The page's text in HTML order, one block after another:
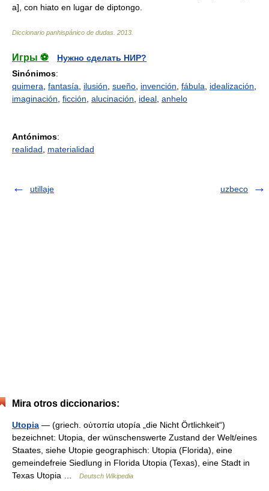
a], con hiato en lugar de diptongo.
Diccionario panhispánico de dudas 2013
Игры ⚽
Нужно сделать НИР?
Sinónimos:
quimera fantasía ilusión sueño invención fábula idealización
imaginación ficción alucinación ideal anhelo
Antónimos:
realidad
materialidad
utillaje uzbeco
Mira otros diccionarios:
Utopia — (griech. οὐτοπία utopía „die Nicht Örtlichkeit“)
bezeichnet: Utopia, der wünschenswerte Zustand der Welt/eines
Staates, siehe Utopie geographisch: Utopia (Florida), eine
gemeindefreie Siedlung in Florida Utopia (Texas), eine Stadt in
Texas Utopia …
Deutsch Wikipedia